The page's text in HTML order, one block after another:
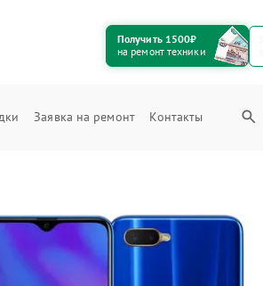
Получить 1500₽
на ремонт техники
Заявка на ремонт Контакты